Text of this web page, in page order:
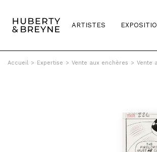
ARTISTES
Accueil > Expertise > Vente aux enchères > Vente